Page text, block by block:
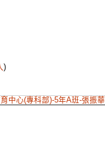
)
中心(專科部)-5年A班-張振華